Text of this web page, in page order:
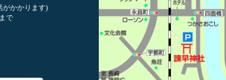
がかかります)
で